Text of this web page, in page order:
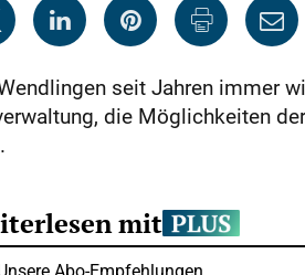
seit Jahren immer
die Möglichkeiten